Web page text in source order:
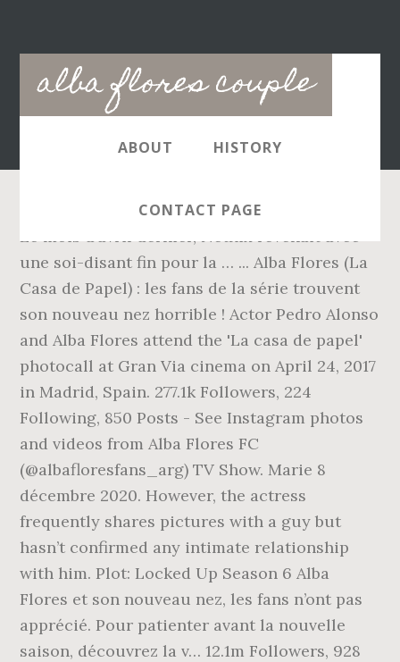
alba flores couple
Main
navigation
ABOUT HISTORY
CONTACT PAGE
Le mois d’avril dernier, Netflix revenait avec
une soi-disant fin pour la … ... Alba Flores (La
Casa de Papel) : les fans de la série trouvent
son nouveau nez horrible ! Actor Pedro Alonso
and Alba Flores attend the 'La casa de papel'
photocall at Gran Via cinema on April 24, 2017
in Madrid, Spain. 277.1k Followers, 224
Following, 850 Posts - See Instagram photos
and videos from Alba Flores FC
(@albafloresfans_arg) TV Show. Marie 8
décembre 2020. However, the actress
frequently shares pictures with a guy but
hasn’t confirmed any intimate relationship
with him. Plot: Locked Up Season 6 Alba
Flores et son nouveau nez, les fans n’ont pas
apprécié. Pour patienter avant la nouvelle
saison, découvrez la v… 12.1m Followers, 928